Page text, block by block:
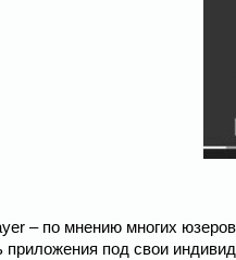
– по мнению многих
приложения под свои